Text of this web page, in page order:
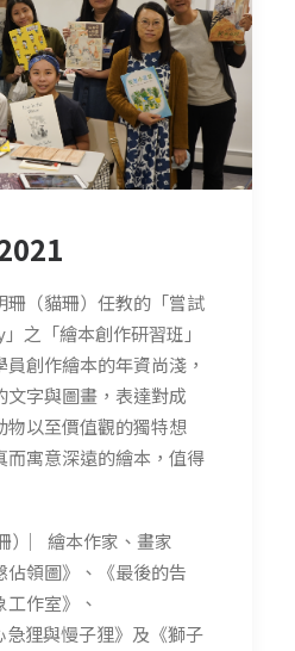
珊（貓珊）任教的「嘗試
之「繪本創作研習班」
創作繪本的年資尚淺，
字與圖畫，表達對成
以至價值觀的獨特想
而寓意深遠的繪本，值得
）︳繪本作家、畫家
佔領圖》、《最後的告
作室》、
急狸與慢子狸》及《獅子